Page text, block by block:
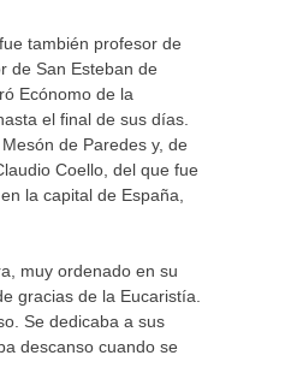
también profesor de
de San Esteban de
Ecónomo de la
el final de sus días.
de Paredes y, de
Coello, del que fue
la capital de España,
muy ordenado en su
gracias de la Eucaristía.
Se dedicaba a sus
descanso cuando se